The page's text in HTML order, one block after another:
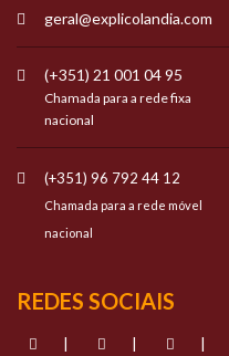
geral@explicolandia.com
(+351) 21 001 04 95
Chamada para a rede fixa
nacional
(+351) 96 792 44 12
Chamada para a rede móvel
nacional
REDES SOCIAIS
| | |